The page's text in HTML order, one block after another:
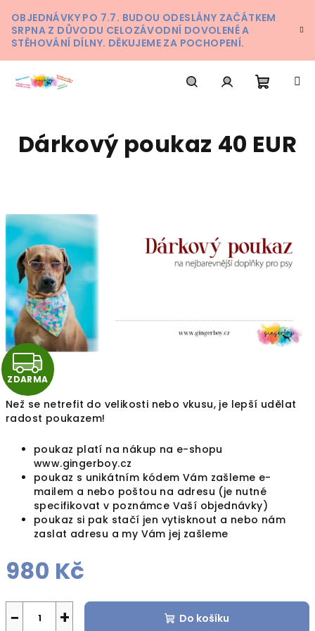
na
obsah
OBJEDNÁVKY PO 7.7. BUDOU ODESLÁNY ZAČÁTKEM
SRPNA Z DŮVODU CELOZÁVODNÍ DOVOLENÉ A
STĚHOVÁNÍ DÍLNY. DĚKUJEME ZA POCHOPENÍ.
košík
Než se netrefit do velikosti nebo vkusu, je lepší udělat
radost poukazem!
poukaz platí na nákup na e-shopu
www.gingerboy.cz
poukaz s unikátním kódem Vám zašleme e-
mailem a nebo poštou na adresu (je nutné
specifikovat v poznámce Vaší objednávky)
poukaz si pak stačí jen vytisknout a nebo nám
zaslat adresu a my Vám jej zašleme
980 Kč
+
− Do košíku
Dárkový poukaz 40 EUR
Z
D
A
R
M
A
ZDARMA